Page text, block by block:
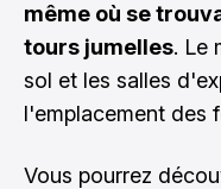
même où se
tours jumelles. Le
sol et les salles
l'emplacement des
Vous pourrez